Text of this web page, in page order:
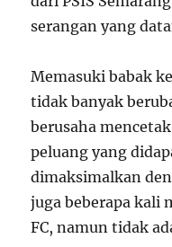
serangan yang
Memasuki babak
tidak banyak
berusaha
peluang yang
dimaksimalkan
juga beberapa kali
FC, namun tidak